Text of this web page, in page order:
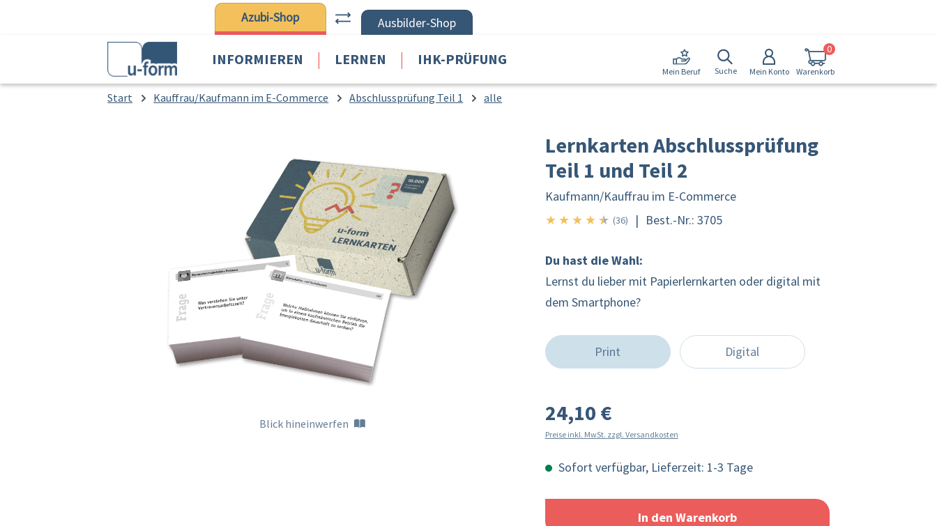
Azubi-Shop Ausbilder-Shop
INFORMIEREN | LERNEN | IHK-PRÜFUNG
Mein Beruf Suche Mein Konto Warenkorb
0
Start Kauffrau/Kaufmann im E-Commerce Abschlussprüfung Teil 1 alle
Blick hineinwerfen
Lernkarten Abschlussprüfung
Teil 1 und Teil 2
Kaufmann/Kauffrau im E-Commerce
★ ★ ★ ★ ★4.5/5
(36) | Best.-Nr.: 3705
Du hast die Wahl:
Lernst du lieber mit Papierlernkarten oder digital mit
dem Smartphone?
Print Digital
24,10 €
Preise inkl. MwSt. zzgl. Versandkosten
Sofort verfügbar, Lieferzeit: 1-3 Tage
In den Warenkorb